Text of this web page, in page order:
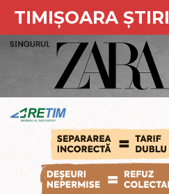
TIMIȘOARA ȘTIRI